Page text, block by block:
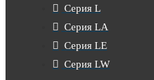
Серия L
Серия LA
Серия LE
Серия LW